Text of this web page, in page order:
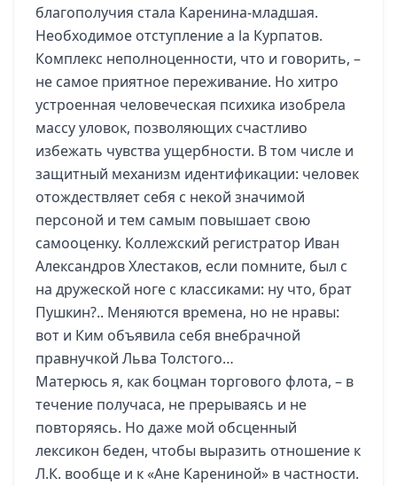
благополучия стала Каренина-младшая.
Необходимое отступление a la Курпатов.
Комплекс неполноценности, что и говорить, –
не самое приятное переживание. Но хитро
устроенная человеческая психика изобрела
массу уловок, позволяющих счастливо
избежать чувства ущербности. В том числе и
защитный механизм идентификации: человек
отождествляет себя с некой значимой
персоной и тем самым повышает свою
самооценку. Коллежский регистратор Иван
Александров Хлестаков, если помните, был с
на дружеской ноге с классиками: ну что, брат
Пушкин?.. Меняются времена, но не нравы:
вот и Ким объявила себя внебрачной
правнучкой Льва Толстого…
Матерюсь я, как боцман торгового флота, – в
течение получаса, не прерываясь и не
повторяясь. Но даже мой обсценный
лексикон беден, чтобы выразить отношение к
Л.К. вообще и к «Ане Карениной» в частности.